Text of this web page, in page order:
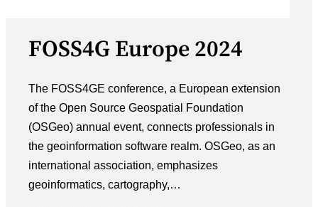
FOSS4G Europe 2024
The FOSS4GE conference, a European extension
of the Open Source Geospatial Foundation
(OSGeo) annual event, connects professionals in
the geoinformation software realm. OSGeo, as an
international association, emphasizes
geoinformatics, cartography,…